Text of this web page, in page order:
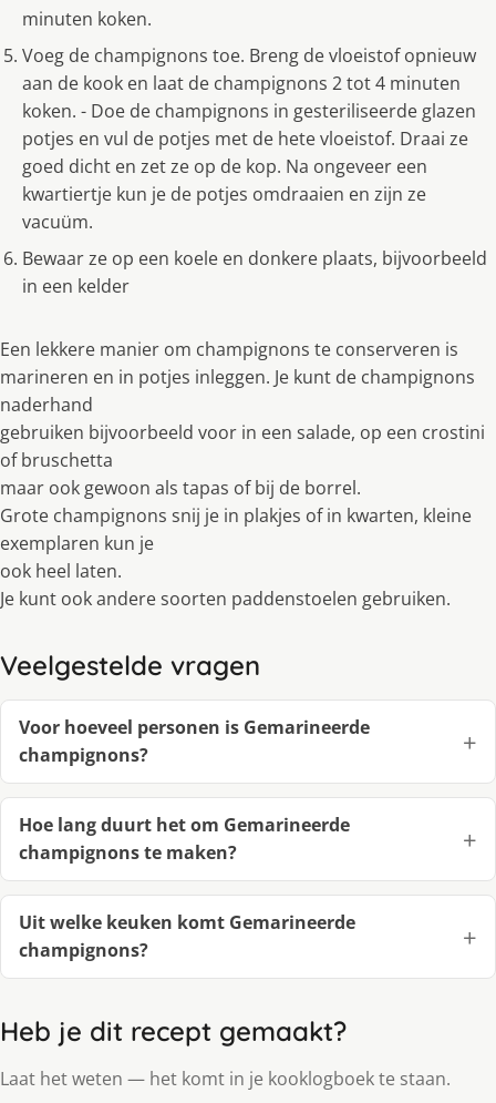
minuten koken.
Voeg de champignons toe. Breng de vloeistof opnieuw
aan de kook en laat de champignons 2 tot 4 minuten
koken. - Doe de champignons in gesteriliseerde glazen
potjes en vul de potjes met de hete vloeistof. Draai ze
goed dicht en zet ze op de kop. Na ongeveer een
kwartiertje kun je de potjes omdraaien en zĳn ze
vacuüm.
Bewaar ze op een koele en donkere plaats, bĳvoorbeeld
in een kelder
Een lekkere manier om champignons te conserveren is
marineren en in potjes inleggen. Je kunt de champignons
naderhand
gebruiken bĳvoorbeeld voor in een salade, op een crostini
of bruschetta
maar ook gewoon als tapas of bĳ de borrel.
Grote champignons snĳ je in plakjes of in kwarten, kleine
exemplaren kun je
ook heel laten.
Je kunt ook andere soorten paddenstoelen gebruiken.
Veelgestelde vragen
Voor hoeveel personen is Gemarineerde
champignons?
Hoe lang duurt het om Gemarineerde
champignons te maken?
Uit welke keuken komt Gemarineerde
champignons?
Heb je dit recept gemaakt?
Laat het weten — het komt in je kooklogboek te staan.